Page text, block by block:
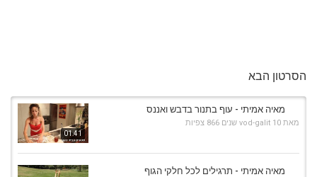
הסרטון הבא
01:41
מאיה אמיתי - עוף בתנור בדבש ואננס
מאת vod-galit 10 שנים 866 צפיות
מאיה אמיתי - תרגילים לכל חלקי הגוף